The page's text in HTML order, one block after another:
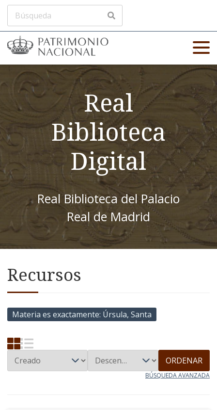
Real
Biblioteca
Digital
Real Biblioteca del Palacio
Real de Madrid
Recursos
Materia es exactamente Úrsula, Santa
ORDENAR
BÚSQUEDA AVANZADA